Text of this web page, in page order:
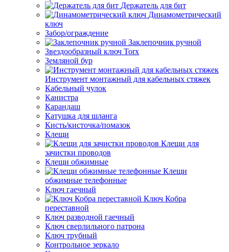
Держатель для бит
Динамометрический
ключ
Забор/ограждение
Заклепочник ручной
Звездообразный ключ Torx
Земляной бур
Инструмент монтажный для кабельных стяжек
Кабельный чулок
Канистра
Карандаш
Катушка для шланга
Кисть/кисточка/помазок
Клещи
Клещи для
зачистки проводов
Клещи обжимные
Клещи
обжимные телефонные
Ключ гаечный
Ключ Кобра
переставной
Ключ разводной гаечный
Ключ сверлильного патрона
Ключ трубный
Контрольное зеркало